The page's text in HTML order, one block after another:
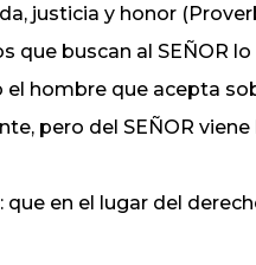
justicia y honor
que buscan al SEÑOR
el hombre que acepta
pero del SEÑOR
en el lugar del